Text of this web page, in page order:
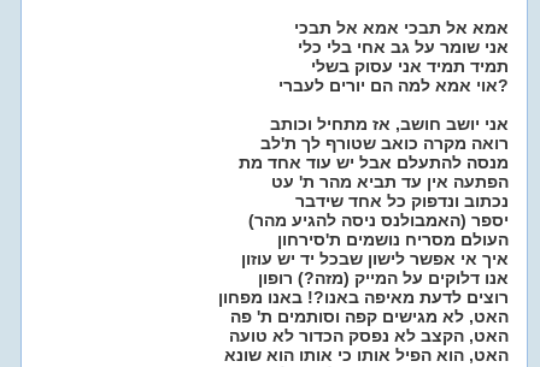
אמא אל תבכי אמא אל תבכי
אני שומר על גב אחי בלי כלי
תמיד תמיד אני עסוק בשלי
אוי אמא למה הם יורים לעברי?
אני יושב חושב, אז מתחיל וכותב
רואה מקרה כואב שטורף לך ת'לב
מנסה להתעלם אבל יש עוד אחד מת
הפתעה אין עד תביא מהר ת' עט
נכתוב ונדפוק כל אחד שידבר
יספר (האמבולנס ניסה להגיע מהר)
העולם מסריח נושמים ת'סירחון
איך אי אפשר לישון שבכל יד יש עוזון
אנו דלוקים על המייק (מזה?) רופון
רוצים לדעת מאיפה באנו?! באנו מפחון
האט, לא מגישים קפה וסותמים ת' פה
האט, הקצב לא נפסק הכדור לא טועה
האט, הוא הפיל אותו כי אותו הוא שונא